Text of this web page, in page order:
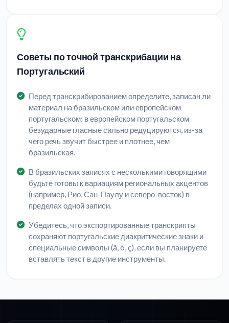
Советы по точной транскрибации на
Португальский
Перед транскрибированием определите, записан ли
материал на бразильском или европейском
португальском: в европейском португальском
безударные гласные сильно редуцируются, из-за
чего речь звучит быстрее и плотнее, чем
бразильская.
В бразильских записях с несколькими говорящими
будьте готовы к вариациям региональных акцентов
(например, Рио, Сан-Паулу и северо-восток) в
пределах одной записи.
Убедитесь, что экспортированные транскрипты
сохраняют португальские диакритические знаки и
специальные символы (ã, õ, ç), если вы планируете
вставлять текст в другие инструменты.